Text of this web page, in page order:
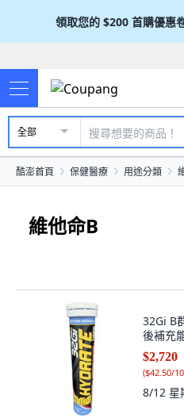
領取您的 $200 首購優惠
全部
酷澎首頁 保健醫療 用途分類
維他命B
32Gi B
後補充
$2,720
($42.50/
8/12 星